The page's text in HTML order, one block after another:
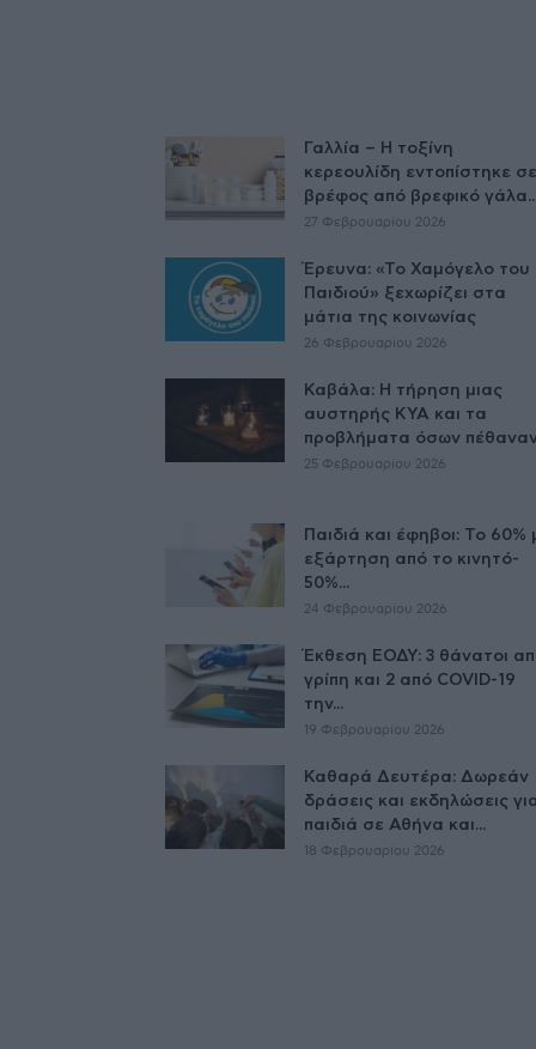
Γαλλία – Η τοξίνη
κερεουλίδη εντοπίστηκε σε
βρέφος από βρεφικό
27 Φεβρουαρίου 2026
Έρευνα: «Το Χαμόγελο του
Παιδιού» ξεχωρίζει στα
μάτια της κοινωνίας
26 Φεβρουαρίου 2026
Καβάλα: Η τήρηση μιας
αυστηρής ΚΥΑ και τα
προβλήματα όσων
25 Φεβρουαρίου 2026
Παιδιά και έφηβοι: Το 60%
εξάρτηση από το κινητό-
50%...
24 Φεβρουαρίου 2026
Έκθεση ΕΟΔΥ: 3 θάνατοι
γρίπη και 2 από COVID-19
την...
19 Φεβρουαρίου 2026
Καθαρά Δευτέρα: Δωρεάν
δράσεις και εκδηλώσεις
παιδιά σε Αθήνα και...
18 Φεβρουαρίου 2026